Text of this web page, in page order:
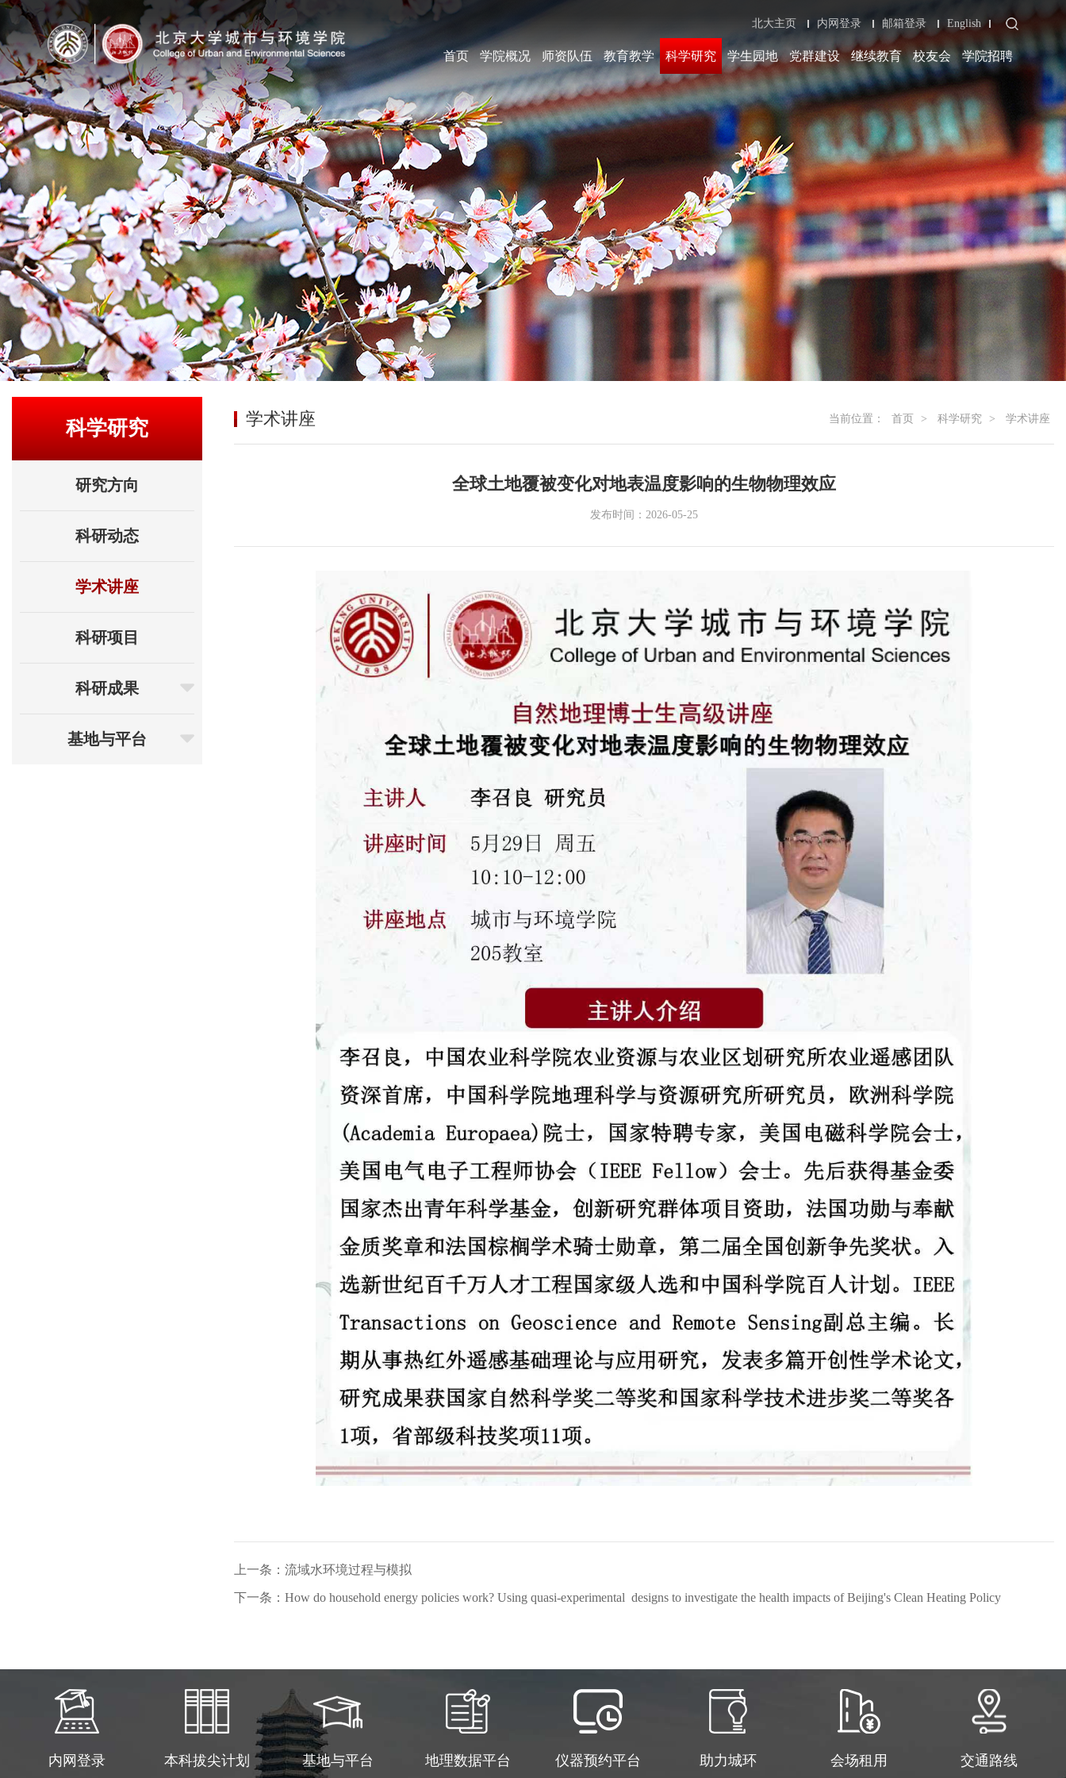
北大主页 内网登录 邮箱登录 English
首页 学院概况 师资队伍 教育教学 科学研究 学生园地 党群建设 继续教育 校友会 学院招聘
科学研究
研究方向
科研动态
学术讲座
科研项目
科研成果
基地与平台
学术讲座 当前位置： 首页 > 科学研究 > 学术讲座
全球土地覆被变化对地表温度影响的生物物理效应
发布时间：2026-05-25
上一条：流域水环境过程与模拟
下一条：How do household energy policies work? Using quasi-experimental designs to investigate the health impacts of Beijing's Clean Heating Policy
内网登录 本科拔尖计划 基地与平台 地理数据平台 仪器预约平台 助力城环 会场租用 交通路线